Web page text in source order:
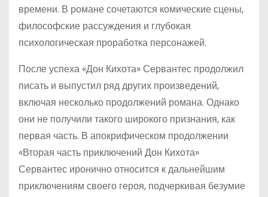
времени. В романе сочетаются комические сцены,
философские рассуждения и глубокая
психологическая проработка персонажей.
После успеха «Дон Кихота» Сервантес продолжил
писать и выпустил ряд других произведений,
включая несколько продолжений романа. Однако
они не получили такого широкого признания, как
первая часть. В апокрифическом продолжении
«Вторая часть приключений Дон Кихота»
Сервантес иронично относится к дальнейшим
приключениям своего героя, подчеркивая безумие